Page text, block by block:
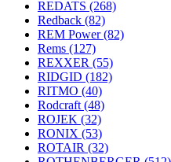
REDATS (268)
Redback (82)
REM Power(82)
Rems (127)
REXXER (55)
RIDGID (182)
RITMO (40)
Rodcraft (48)
ROJEK (32)
RONIX (53)
ROTAIR (32)